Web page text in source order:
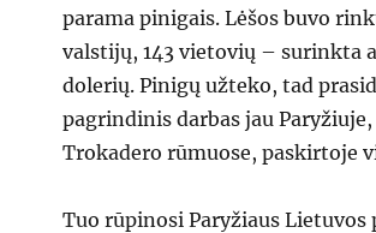
parama pinigais. Lėšos buvo
valstijų, 143 vietovių – surinkta
dolerių. Pinigų užteko, tad
pagrindinis darbas jau Paryžiuje,
Trokadero rūmuose, paskirtoje
Tuo rūpinosi Paryžiaus Lietuvos